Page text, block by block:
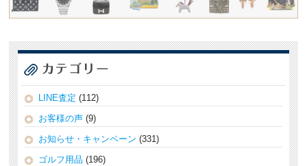
LINE査定 (112)
お客様の声 (9)
お知らせ・キャンペーン (331)
ゴルフ用品 (196)